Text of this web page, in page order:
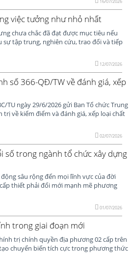
việc tưởng như nhỏ nhất
chưa chắc đã đạt được mục tiêu nếu
tập trung, nghiên cứu, trao đổi và tiếp
12/07/2026
số 366-QĐ/TW về đánh giá, xếp
TU ngày 29/6/2026 gửi Ban Tổ chức Trung
về kiểm điểm và đánh giá, xếp loại chất
02/07/2026
số trong ngành tổ chức xây dựng
sâu rộng đến mọi lĩnh vực của đời
thiết phải đổi mới mạnh mẽ phương
01/07/2026
trong giai đoạn mới
trị chính quyền địa phương 02 cấp trên
chuyển biến tích cực trong phương thức